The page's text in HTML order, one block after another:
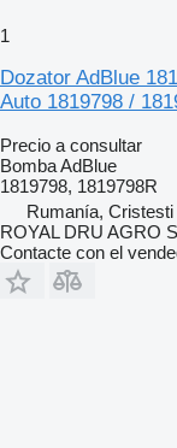
1
Dozator AdBlue
Auto 1819798 /
Precio a consultar
Bomba AdBlue
1819798, 1819798R
Rumanía, Cristesti
ROYAL DRU AGRO
Contacte con el